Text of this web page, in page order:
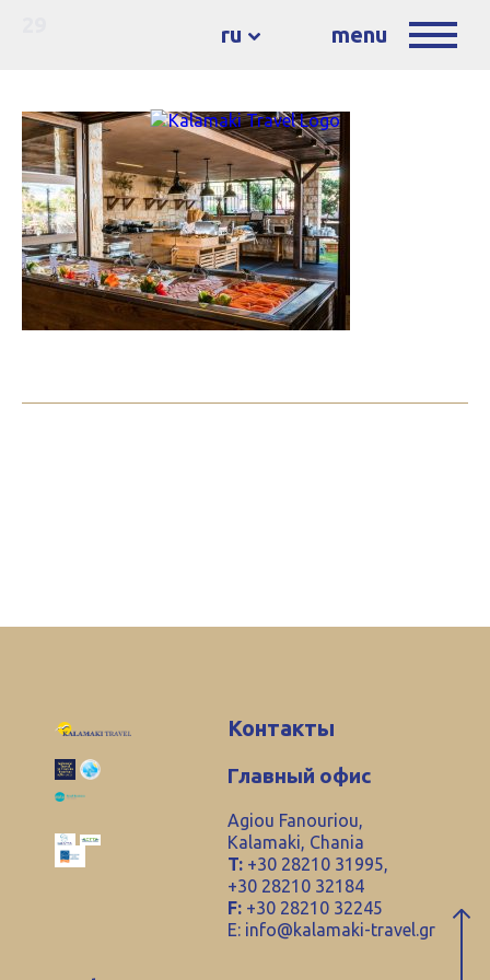
ru menu
Контакты
Главный офис
Agiou Fanouriou,
Kalamaki, Chania
T: +30 28210 31995,
+30 28210 32184
F: +30 28210 32245
E: info@kalamaki-travel.gr